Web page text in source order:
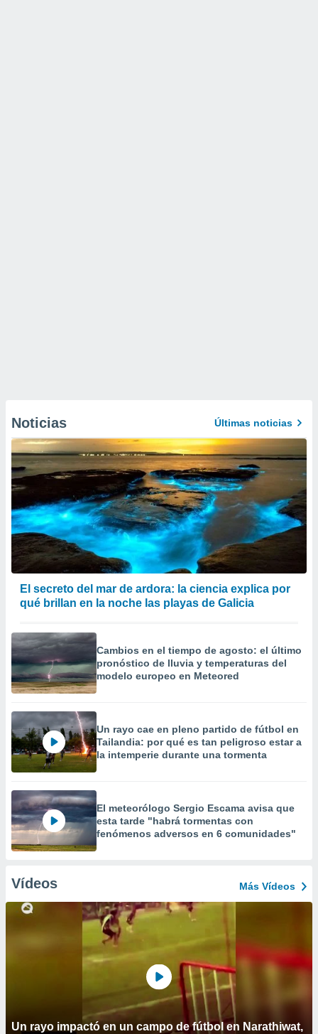
Noticias Últimas noticias
El secreto del mar de ardora: la ciencia explica por
qué brillan en la noche las playas de Galicia
Cambios en el tiempo de agosto: el último
pronóstico de lluvia y temperaturas del
modelo europeo en Meteored
Un rayo cae en pleno partido de fútbol en
Tailandia: por qué es tan peligroso estar a
la intemperie durante una tormenta
El meteorólogo Sergio Escama avisa que
esta tarde "habrá tormentas con
fenómenos adversos en 6 comunidades"
Vídeos Más Vídeos
Un rayo impactó en un campo de fútbol en Narathiwat,